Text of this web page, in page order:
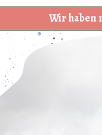
Wir haben neue